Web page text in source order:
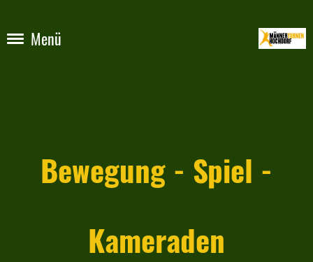
Menü
Bewegung - Spiel -
Kameraden